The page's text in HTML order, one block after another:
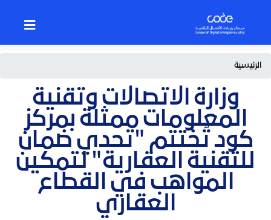
Breadcrumb
الرئيسية
وزارة الاتصالات وتقنية
المعلومات ممثلة بمركز
كود تُختتم "تحدي ضمان
للتقنية العقارية" لتمكين
المواهب في القطاع
العقاري